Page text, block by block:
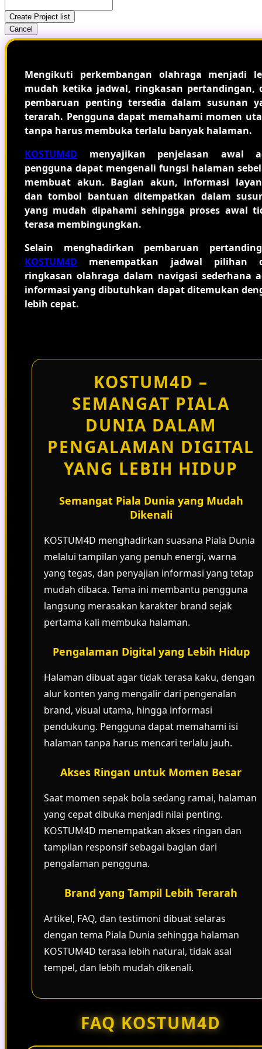
Create Project list
Cancel
Mengikuti perkembangan olahraga menjadi
mudah ketika jadwal, ringkasan pertandingan,
pembaruan penting tersedia dalam susunan
terarah. Pengguna dapat memahami momen
tanpa harus membuka terlalu banyak halaman.
KOSTUM4D menyajikan penjelasan awal
pengguna dapat mengenali fungsi halaman
membuat akun. Bagian akun, informasi
dan tombol bantuan ditempatkan dalam
yang mudah dipahami sehingga proses awal
terasa membingungkan.
Selain menghadirkan pembaruan
KOSTUM4D menempatkan jadwal pilihan
ringkasan olahraga dalam navigasi sederhana
informasi yang dibutuhkan dapat ditemukan
lebih cepat.
KOSTUM4D –
SEMANGAT PIALA
DUNIA DALAM
PENGALAMAN DIGITAL
YANG LEBIH HIDUP
Semangat Piala Dunia yang Mudah
Dikenali
KOSTUM4D menghadirkan suasana Piala Dunia
melalui tampilan yang penuh energi, warna
yang tegas, dan penyajian informasi yang tetap
mudah dibaca. Tema ini membantu pengguna
langsung merasakan karakter brand sejak
pertama kali membuka halaman.
Pengalaman Digital yang Lebih Hidup
Halaman dibuat agar tidak terasa kaku, dengan
alur konten yang mengalir dari pengenalan
brand, visual utama, hingga informasi
pendukung. Pengguna dapat memahami isi
halaman tanpa harus mencari terlalu jauh.
Akses Ringan untuk Momen Besar
Saat momen sepak bola sedang ramai, halaman
yang cepat dibuka menjadi nilai penting.
KOSTUM4D menempatkan akses ringan dan
tampilan responsif sebagai bagian dari
pengalaman pengguna.
Brand yang Tampil Lebih Terarah
Artikel, FAQ, dan testimoni dibuat selaras
dengan tema Piala Dunia sehingga halaman
KOSTUM4D terasa lebih natural, tidak asal
tempel, dan lebih mudah dikenali.
FAQ KOSTUM4D